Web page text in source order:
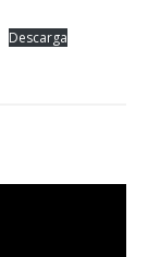
Descarga